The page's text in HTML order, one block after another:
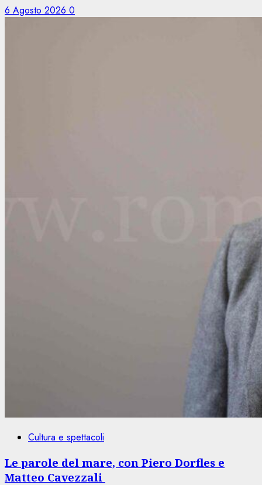
6 Agosto 2026 0
Cultura e spettacoli
Le parole del mare, con Piero Dorfles e
Matteo Cavezzali